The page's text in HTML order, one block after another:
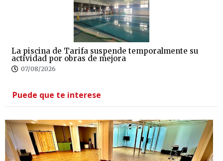
La piscina de Tarifa suspende temporalmente su
actividad por obras de mejora
07/08/2026
Puede que te interese